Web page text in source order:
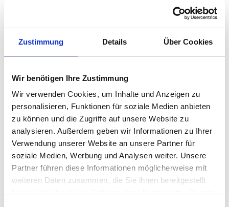
Zustimmung Details Über Cookies
Wir benötigen Ihre Zustimmung
Wir verwenden Cookies, um Inhalte und Anzeigen zu
personalisieren, Funktionen für soziale Medien anbieten
zu können und die Zugriffe auf unsere Website zu
analysieren. Außerdem geben wir Informationen zu Ihrer
Verwendung unserer Website an unsere Partner für
soziale Medien, Werbung und Analysen weiter. Unsere
Partner führen diese Informationen möglicherweise mit
weiteren Daten zusammen, die Sie ihnen bereitgestellt
Quadratmeterpreise in Nürnberg Wetzendorf für
Wohnungen nach Wohnungstyp
Wohnungspreise /m2 2024 2025 2026
Sonstige 4.255 € 4.183 € 4.388 €